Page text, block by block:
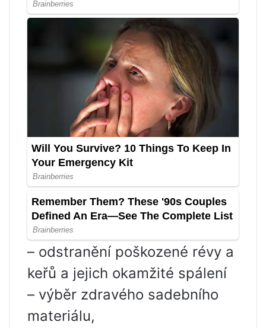
– odstranění poškozené révy a
keřů a jejich okamžité spálení
– výběr zdravého sadebního
materiálu,